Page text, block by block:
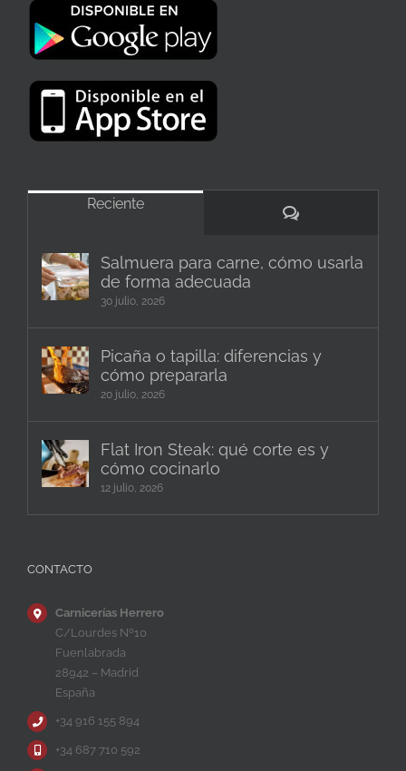
Reciente
Comentarios
Salmuera para carne, cómo usarla
de forma adecuada
30 julio, 2026
Picaña o tapilla: diferencias y
cómo prepararla
20 julio, 2026
Flat Iron Steak: qué corte es y
cómo cocinarlo
12 julio, 2026
CONTACTO
Carnicerías Herrero
C/Lourdes Nº10
Fuenlabrada
28942 – Madrid
España
+34 916 155 894
+34 687 710 592